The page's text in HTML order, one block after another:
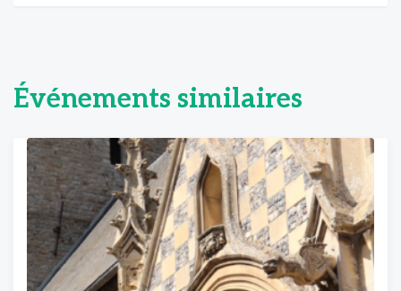
Événements similaires